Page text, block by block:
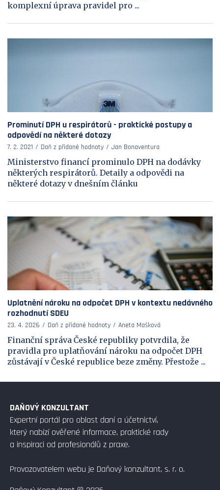
komplexní úprava pravidel pro ...
Prominutí DPH u respirátorů - praktické postupy a
odpovědí na některé dotazy
7. 2. 2021 Daň z přidané hodnoty Jan Bonaventura
Ministerstvo financí prominulo DPH na dodávky
některých respirátorů. Detaily a odpovědi na
některé dotazy v dnešním článku
Uplatnění nároku na odpočet DPH v kontextu nedávného
rozhodnutí SDEU
23. 4. 2026 Daň z přidané hodnoty Aneta Mašková
Finanční správa České republiky potvrdila, že
pravidla pro uplatňování nároku na odpočet DPH
zůstávají v České republice beze změny. Přestože ...
DAŇOVÝ KONZULTANT
Expertní portál pro oblast daní a účetnictví,
který nabízí ověřené informace, praktické rady
a inspiraci od profesionálů z praxe.
Provozovatelem webu je Daňový konzultant, s. r. o.